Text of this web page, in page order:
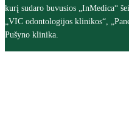
kurį sudaro buvusios „InMedica“
„VIC odontologijos klinikos“,
Pušyno klinika.